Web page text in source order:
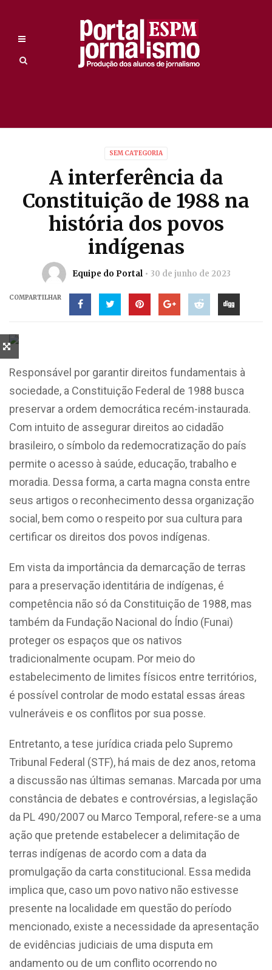
SEM CATEGORIA
A interferência da
Constituição de 1988 na
história dos povos
indígenas
Equipe do Portal 30 de junho de 2023
COMPARTILHAR
Responsável por garantir direitos fundamentais à
sociedade, a Constituição Federal de 1988 busca
preservar a ordem democrática recém-instaurada.
Com intuito de assegurar direitos ao cidadão
brasileiro, o símbolo da redemocratização do país
permite o acesso à saúde, educação, trabalho e
moradia. Dessa forma, a carta magna consta entre
seus artigos o reconhecimento dessa organização
social, bem como o respeito por sua cultura para
certificar os direitos dos povos indígenas.
Em vista da importância da demarcação de terras
para a preservação identitária de indígenas, é
competência não só da Constituição de 1988, mas
também da Fundação Nacional do Índio (Funai)
proteger os espaços que os nativos
tradicionalmente ocupam. Por meio do
estabelecimento de limites físicos entre territórios,
é possível controlar de modo estatal essas áreas
vulneráveis e os conflitos por sua posse.
Entretanto, a tese jurídica criada pelo Supremo
Tribunal Federal (STF), há mais de dez anos, retoma
a discussão nas últimas semanas. Marcada por uma
constância de debates e controvérsias, a legislação
da PL 490/2007 ou Marco Temporal, refere-se a uma
ação que pretende estabelecer a delimitação de
terras indígenas de acordo com a data da
promulgação da carta constitucional. Essa medida
implica que, caso um povo nativo não estivesse
presente na localidade em questão do período
mencionado, existe a necessidade da apresentação
de evidências judiciais de uma disputa em
andamento ou de um conflito ocorrendo no